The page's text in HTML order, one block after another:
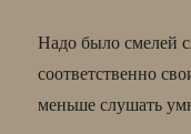
Надо было смелей
соответственно
меньше слушать